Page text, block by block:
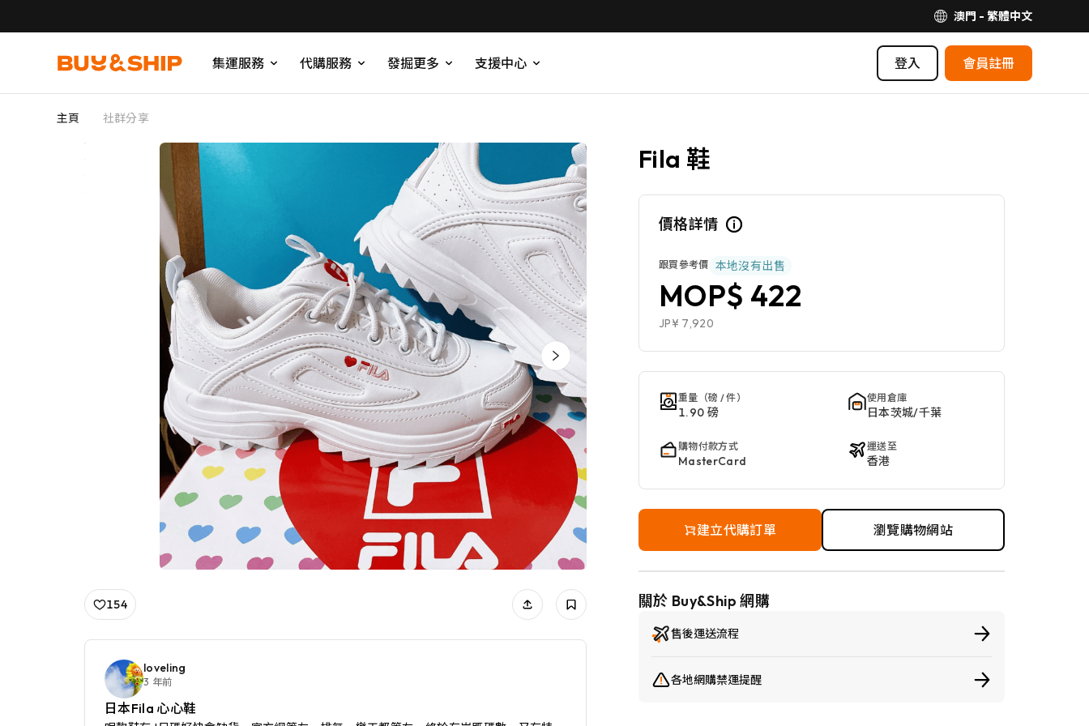
澳門 - 繁體中文
集運服務 代購服務 發掘更多 支援中心 登入 會員註冊
主頁 社群分享
154
loveling
3 年前
日本Fila 心心鞋
Fila 鞋
價格詳情
跟買參考價 本地沒有出售
MOP$ 422
JP¥ 7,920
重量（磅 / 件）
1.90 磅
使用倉庫
日本茨城/千葉
購物付款方式
MasterCard
運送至
香港
建立代購訂單 瀏覽購物網站
關於 Buy&Ship 網購
售後運送流程
各地網購禁運提醒